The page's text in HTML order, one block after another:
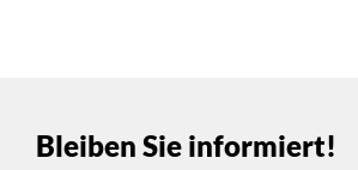
Bleiben Sie informiert!